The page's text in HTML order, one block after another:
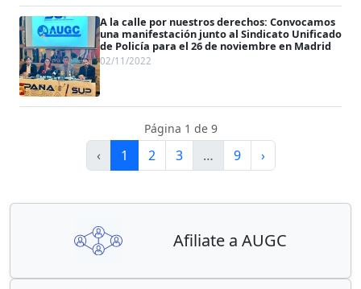
A la calle por nuestros derechos: Convocamos
una manifestación junto al Sindicato Unificado
de Policía para el 26 de noviembre en Madrid
02/11/2022
Página 1 de 9
‹ 1 2 3 … 9 ›
Afiliate a AUGC